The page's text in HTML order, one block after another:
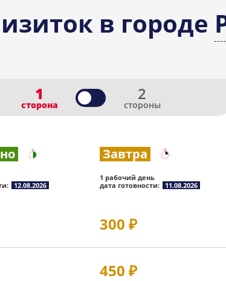
в городе
1
сторона
2
стороны
12.08.2026
Завтра
1 рабочий день
дата готовности:
11.08.2026
300 ₽
450 ₽